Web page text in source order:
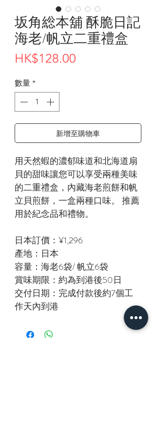
坂角総本舖 酥脆日記
海老/帆立二重禮盒
HK$128.00
數量 *
新增至購物車
用天然蝦的濃郁味道和北海道扇
貝的甜味讓您可以享受兩種美味
的二重禮盒，內藏海老煎餅和帆
立貝煎餅，一盒兩種口味。 推薦
用於紀念品和禮物。
日本訂價：¥1,296
產地：日本
容量：海老6袋/ 帆立6袋
賞味期限：約為到港後50日
交付日期：完成付款後約7個工
作天內到港